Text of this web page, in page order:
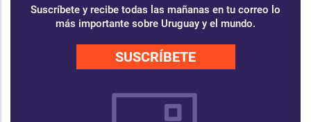
Suscríbete y recibe todas las mañanas en tu correo lo
más importante sobre Uruguay y el mundo.
SUSCRÍBETE